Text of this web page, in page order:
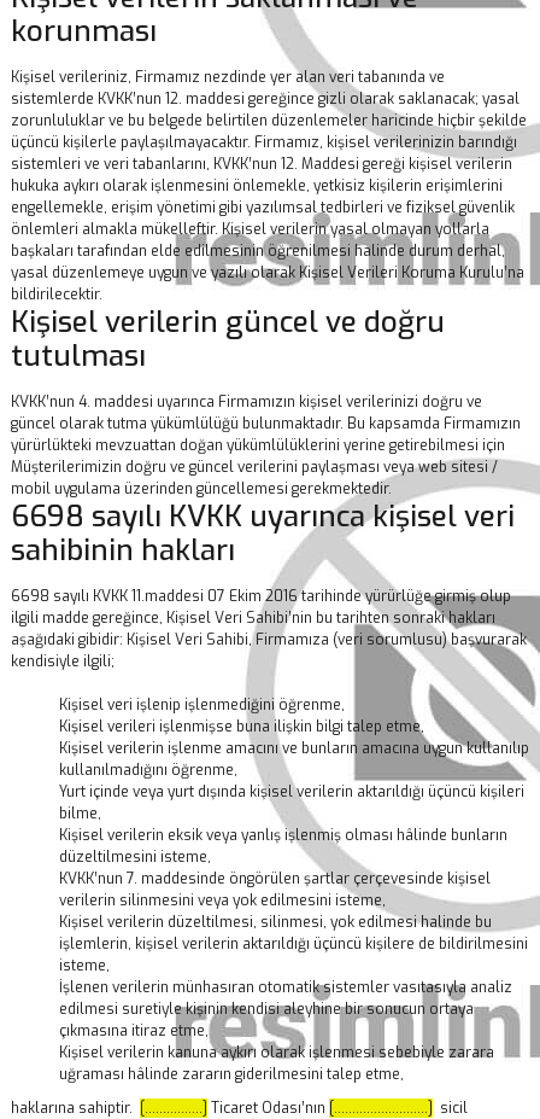
korunması
Kişisel verileriniz, Firmamız nezdinde yer alan veri tabanında ve
sistemlerde KVKK’nun 12. maddesi gereğince gizli olarak saklanacak; yasal
zorunluluklar ve bu belgede belirtilen düzenlemeler haricinde hiçbir şekilde
üçüncü kişilerle paylaşılmayacaktır. Firmamız, kişisel verilerinizin barındığı
sistemleri ve veri tabanlarını, KVKK’nun 12. Maddesi gereği kişisel verilerin
hukuka aykırı olarak işlenmesini önlemekle, yetkisiz kişilerin erişimlerini
engellemekle, erişim yönetimi gibi yazılımsal tedbirleri ve fiziksel güvenlik
önlemleri almakla mükelleftir. Kişisel verilerin yasal olmayan yollarla
başkaları tarafından elde edilmesinin öğrenilmesi halinde durum derhal,
yasal düzenlemeye uygun ve yazılı olarak Kişisel Verileri Koruma Kurulu’na
bildirilecektir.
Kişisel verilerin güncel ve doğru
tutulması
KVKK’nun 4. maddesi uyarınca Firmamızın kişisel verilerinizi doğru ve
güncel olarak tutma yükümlülüğü bulunmaktadır. Bu kapsamda Firmamızın
yürürlükteki mevzuattan doğan yükümlülüklerini yerine getirebilmesi için
Müşterilerimizin doğru ve güncel verilerini paylaşması veya web sitesi /
mobil uygulama üzerinden güncellemesi gerekmektedir.
6698 sayılı KVKK uyarınca kişisel veri
sahibinin hakları
6698 sayılı KVKK 11.maddesi 07 Ekim 2016 tarihinde yürürlüğe girmiş olup
ilgili madde gereğince, Kişisel Veri Sahibi’nin bu tarihten sonraki hakları
aşağıdaki gibidir: Kişisel Veri Sahibi, Firmamıza (veri sorumlusu) başvurarak
kendisiyle ilgili;
Kişisel veri işlenip işlenmediğini öğrenme,
Kişisel verileri işlenmişse buna ilişkin bilgi talep etme,
Kişisel verilerin işlenme amacını ve bunların amacına uygun kullanılıp
kullanılmadığını öğrenme,
Yurt içinde veya yurt dışında kişisel verilerin aktarıldığı üçüncü kişileri
bilme,
Kişisel verilerin eksik veya yanlış işlenmiş olması hâlinde bunların
düzeltilmesini isteme,
KVKK’nun 7. maddesinde öngörülen şartlar çerçevesinde kişisel
verilerin silinmesini veya yok edilmesini isteme,
Kişisel verilerin düzeltilmesi, silinmesi, yok edilmesi halinde bu
işlemlerin, kişisel verilerin aktarıldığı üçüncü kişilere de bildirilmesini
isteme,
İşlenen verilerin münhasıran otomatik sistemler vasıtasıyla analiz
edilmesi suretiyle kişinin kendisi aleyhine bir sonucun ortaya
çıkmasına itiraz etme,
Kişisel verilerin kanuna aykırı olarak işlenmesi sebebiyle zarara
uğraması hâlinde zararın giderilmesini talep etme,
haklarına sahiptir. [................] Ticaret Odası’nın [..........................] sicil